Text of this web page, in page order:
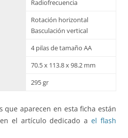
Radiofrecuencia
Rotación horizontal
Basculación vertical
4 pilas de tamaño AA
70.5 x 113.8 x 98.2 mm
295 gr
que aparecen en esta ficha están
el artículo dedicado a el flash